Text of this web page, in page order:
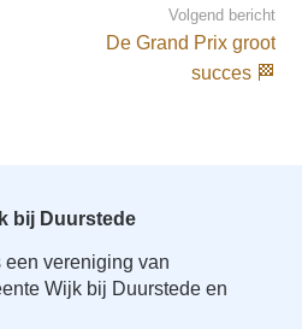
Volgend bericht
De Grand Prix groot
succes 🏁
bij Duurstede
een vereniging van
Wijk bij Duurstede en